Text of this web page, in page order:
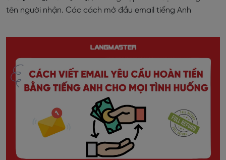
tên người nhận. Các cách mở đầu email tiếng Anh